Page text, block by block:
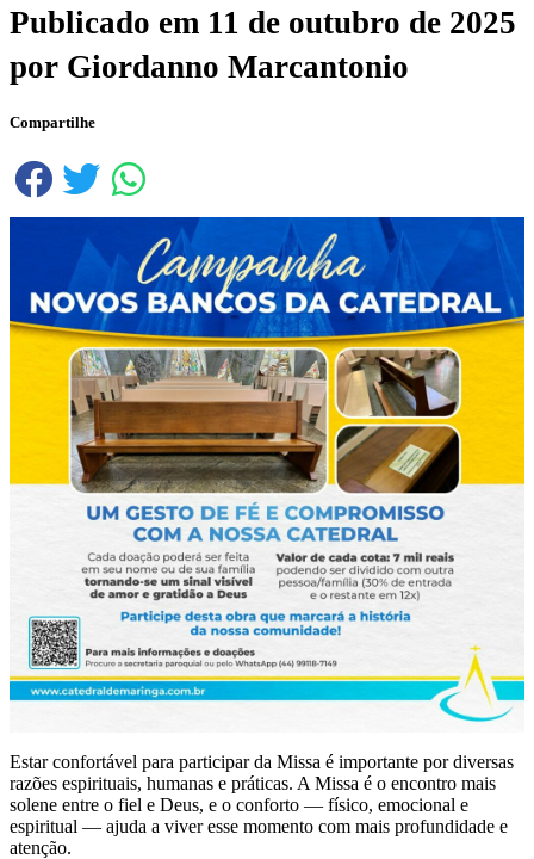
Publicado em 11 de outubro de 2025
por Giordanno Marcantonio
Compartilhe
Estar confortável para participar da Missa é importante por diversas
razões espirituais, humanas e práticas. A Missa é o encontro mais
solene entre o fiel e Deus, e o conforto — físico, emocional e
espiritual — ajuda a viver esse momento com mais profundidade e
atenção.